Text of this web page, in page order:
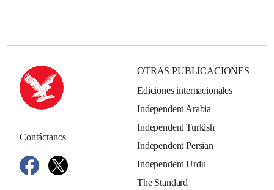
Contáctanos
OTRAS PUBLICACIONES
Ediciones internacionales
Independent Arabia
Independent Turkish
Independent Persian
Independent Urdu
The Standard